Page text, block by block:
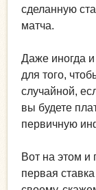
сделанную
матча.
Даже иногда и
для того,
случайной,
вы будете
первичную
Вот на этом и
первая